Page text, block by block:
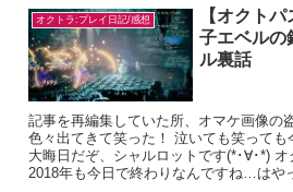
オクトラ:プレイ日記/感想
【オクト
子エベルの
ル裏話
記事を再編集していた所、オマケ画像の
色々出てきて笑った！ 泣いても笑っても
大晦日だぞ、シャルロットです(*･∀･*)
2018年も今日で終わりなんですね…はや